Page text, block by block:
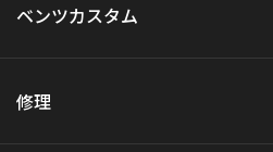
ベンツカスタム
修理